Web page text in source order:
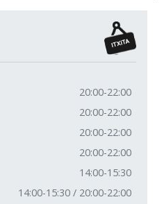
20:00-22:00
20:00-22:00
20:00-22:00
20:00-22:00
14:00-15:30
14:00-15:30 / 20:00-22:00